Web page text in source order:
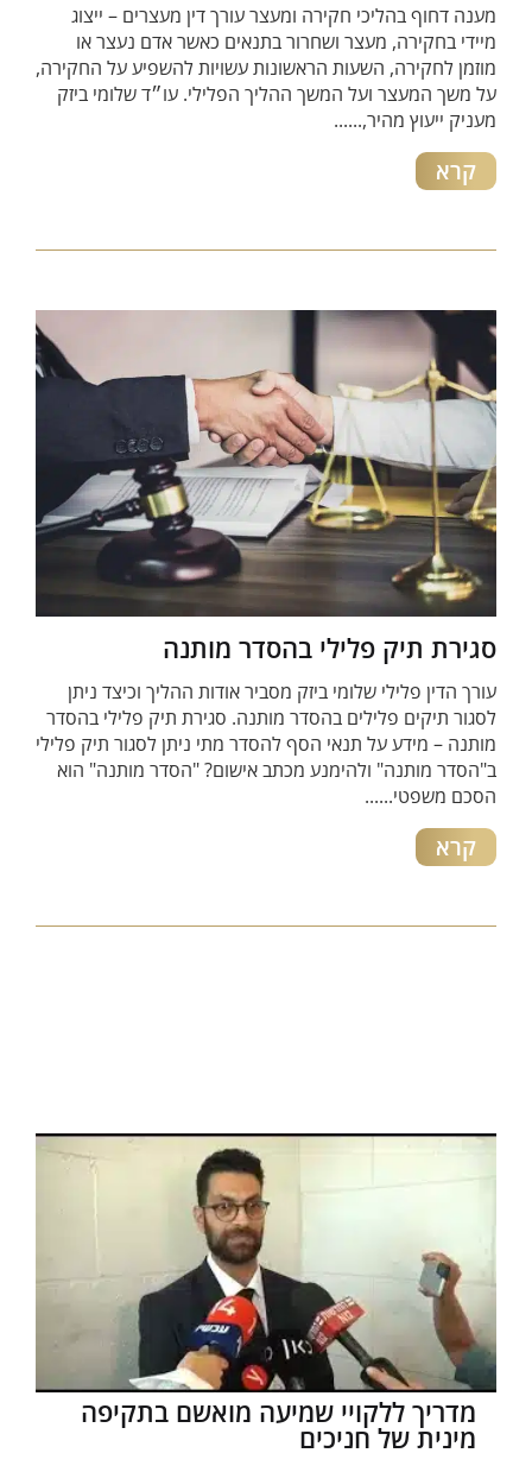
מענה דחוף בהליכי חקירה ומעצר עורך דין מעצרים – ייצוג
מיידי בחקירה, מעצר ושחרור בתנאים כאשר אדם נעצר או
מוזמן לחקירה, השעות הראשונות עשויות להשפיע על החקירה,
על משך המעצר ועל המשך ההליך הפלילי. עו״ד שלומי ביזק
מעניק ייעוץ מהיר,......
קרא
סגירת תיק פלילי בהסדר מותנה
עורך הדין פלילי שלומי ביזק מסביר אודות ההליך וכיצד ניתן
לסגור תיקים פלילים בהסדר מותנה. סגירת תיק פלילי בהסדר
מותנה – מידע על תנאי הסף להסדר מתי ניתן לסגור תיק פלילי
ב"הסדר מותנה" ולהימנע מכתב אישום? "הסדר מותנה" הוא
הסכם משפטי......
קרא
מדריך ללקויי שמיעה מואשם בתקיפה
מינית של חניכים